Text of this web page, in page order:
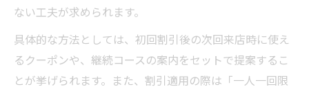
ない工夫が求められます。
具体的な方法としては、初回割引後の次回来店時に使え
るクーポンや、継続コースの案内をセットで提案するこ
とが挙げられます。また、割引適用の際は「一人一回限